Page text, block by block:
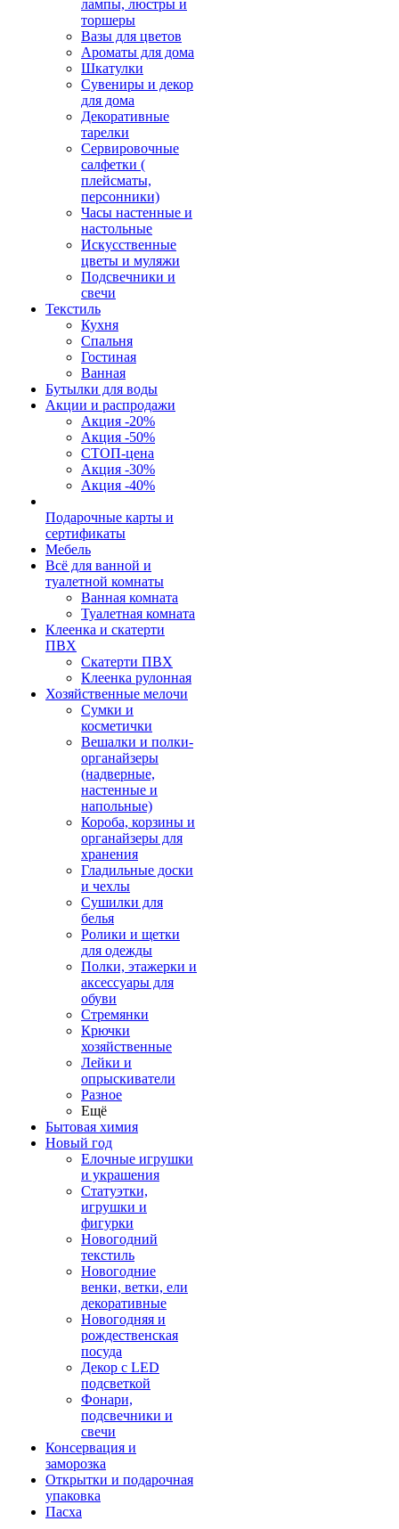
лампы, люстры и
торшеры
Вазы для цветов
Ароматы для дома
Шкатулки
Сувениры и декор
для дома
Декоративные
тарелки
Сервировочные
салфетки (
плейсматы,
персонники)
Часы настенные и
настольные
Искусственные
цветы и муляжи
Подсвечники и
свечи
Текстиль
Кухня
Спальня
Гостиная
Ванная
Бутылки для воды
Акции и распродажи
Акция -20%
Акция -50%
СТОП-цена
Акция -30%
Акция -40%
Подарочные карты и
сертификаты
Мебель
Всё для ванной и
туалетной комнаты
Ванная комната
Туалетная комната
Клеенка и скатерти
ПВХ
Скатерти ПВХ
Клеенка рулонная
Хозяйственные мелочи
Сумки и
косметички
Вешалки и полки-
органайзеры
(надверные,
настенные и
напольные)
Короба, корзины и
органайзеры для
хранения
Гладильные доски
и чехлы
Сушилки для
белья
Ролики и щетки
для одежды
Полки, этажерки и
аксессуары для
обуви
Стремянки
Крючки
хозяйственные
Лейки и
опрыскиватели
Разное
Ещё
Бытовая химия
Новый год
Елочные игрушки
и украшения
Статуэтки,
игрушки и
фигурки
Новогодний
текстиль
Новогодние
венки, ветки, ели
декоративные
Новогодняя и
рождественская
посуда
Декор с LED
подсветкой
Фонари,
подсвечники и
свечи
Консервация и
заморозка
Открытки и подарочная
упаковка
Пасха